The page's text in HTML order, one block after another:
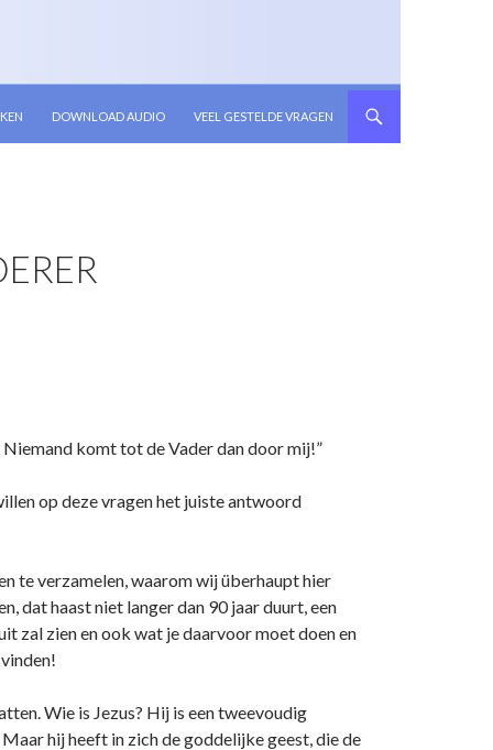
DOWNLOAD AUDIO VEEL GESTELDE VRAGEN
Niemand komt tot de Vader dan door mij!”
op deze vragen het juiste antwoord
te verzamelen, waarom wij überhaupt hier
dat haast niet langer dan 90 jaar duurt, een
zal zien en ook wat je daarvoor moet doen en
Wie is Jezus? Hij is een tweevoudig
hij heeft in zich de goddelijke geest, die de